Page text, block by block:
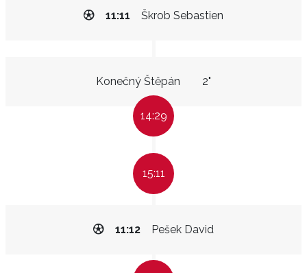
Škrob Sebastien
11:11
Konečný Štěpán 2"
14:29
15:11
Pešek David
11:12